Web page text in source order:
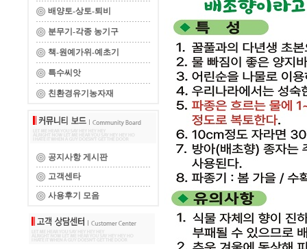
배양토-상토-퇴비
분무기-각종 농기구
책-원예가위-예초기
특수씨앗
친환경유기농자재
공지사항 게시판
고객센타
사용후기 모음